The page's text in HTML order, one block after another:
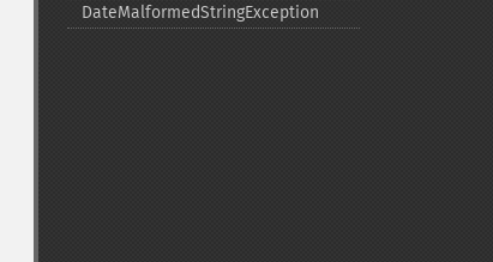
DateMalformedStringException